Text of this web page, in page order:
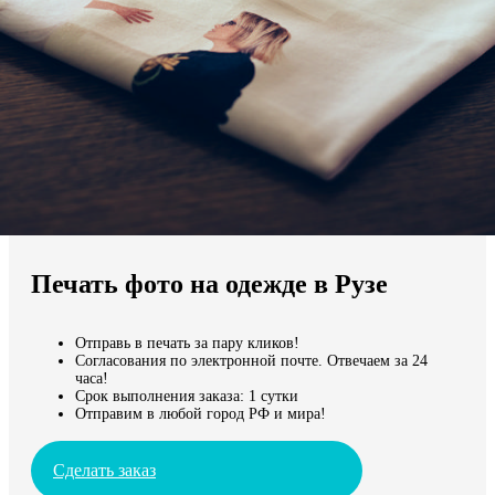
Мы доставляем по всему миру
Продолжить без города
Печать фото на одежде в Рузе
Отправь в печать за пару кликов!
Согласования по электронной почте. Отвечаем за 24
часа!
Срок выполнения заказа: 1 сутки
Отправим в любой город РФ и мира!
Сделать заказ